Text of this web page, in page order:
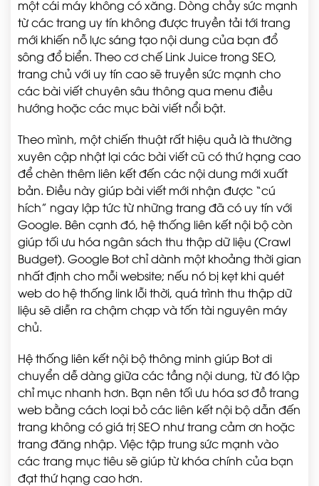
một cái máy không có xăng. Dòng chảy sức mạnh
từ các trang uy tín không được truyền tải tới trang
mới khiến nỗ lực sáng tạo nội dung của bạn đổ
sông đổ biển. Theo cơ chế Link Juice trong SEO,
trang chủ với uy tín cao sẽ truyền sức mạnh cho
các bài viết chuyên sâu thông qua menu điều
hướng hoặc các mục bài viết nổi bật.
Theo mình, một chiến thuật rất hiệu quả là thường
xuyên cập nhật lại các bài viết cũ có thứ hạng cao
để chèn thêm liên kết đến các nội dung mới xuất
bản. Điều này giúp bài viết mới nhận được “cú
hích” ngay lập tức từ những trang đã có uy tín với
Google. Bên cạnh đó, hệ thống liên kết nội bộ còn
giúp tối ưu hóa ngân sách thu thập dữ liệu (Crawl
Budget). Google Bot chỉ dành một khoảng thời gian
nhất định cho mỗi website; nếu nó bị kẹt khi quét
web do hệ thống link lỗi thời, quá trình thu thập dữ
liệu sẽ diễn ra chậm chạp và tốn tài nguyên máy
chủ.
Hệ thống liên kết nội bộ thông minh giúp Bot di
chuyển dễ dàng giữa các tầng nội dung, từ đó lập
chỉ mục nhanh hơn. Bạn nên tối ưu hóa sơ đồ trang
web bằng cách loại bỏ các liên kết nội bộ dẫn đến
trang không có giá trị SEO như trang cảm ơn hoặc
trang đăng nhập. Việc tập trung sức mạnh vào
các trang mục tiêu sẽ giúp từ khóa chính của bạn
đạt thứ hạng cao hơn.